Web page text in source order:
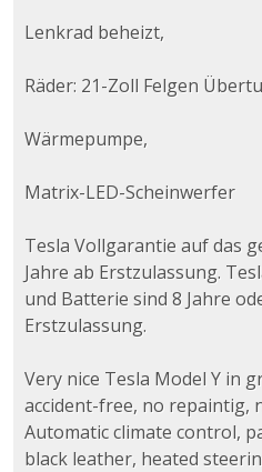
Lenkrad beheizt,
Räder: 21-Zoll Felgen
Wärmepumpe,
Matrix-LED-Scheinwerfer
Tesla Vollgarantie auf das
Jahre ab Erstzulassung.
und Batterie sind 8 Jahre
Erstzulassung.
Very nice Tesla Model Y in
accident-free, no repaintig,
Automatic climate control,
black leather, heated